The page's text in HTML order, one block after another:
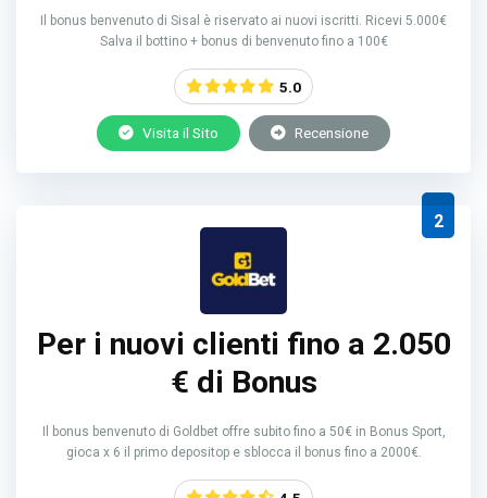
Il bonus benvenuto di Sisal è riservato ai nuovi iscritti. Ricevi 5.000€
Salva il bottino + bonus di benvenuto fino a 100€
5.0
Visita il Sito Recensione
2
Per i nuovi clienti fino a 2.050
€ di Bonus
Il bonus benvenuto di Goldbet offre subito fino a 50€ in Bonus Sport,
gioca x 6 il primo depositop e sblocca il bonus fino a 2000€.